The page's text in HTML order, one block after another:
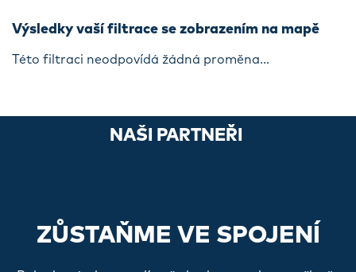
Výsledky vaší filtrace se zobrazením na mapě
Této filtraci neodpovídá žádná proměna...
NAŠI PARTNEŘI
ZŮSTAŇME VE SPOJENÍ